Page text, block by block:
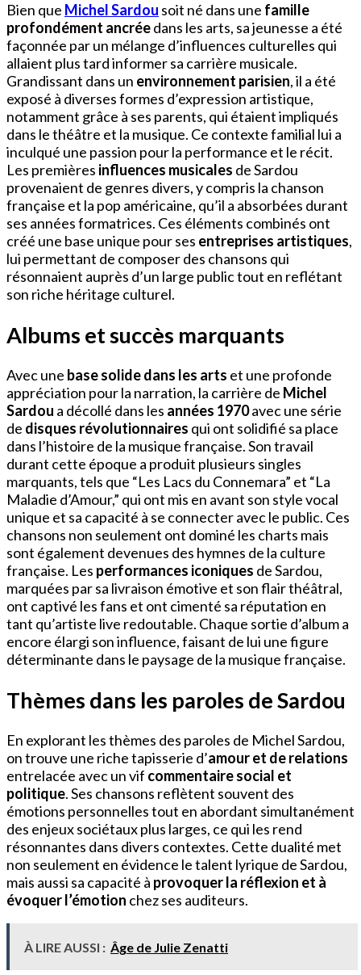
Bien que Michel Sardou soit né dans une famille
profondément ancréedans les arts, sa jeunesse a été
façonnée par un mélange d’influences culturelles qui
allaient plus tard informer sa carrière musicale.
Grandissant dans un environnement parisien, il a été
exposé à diverses formes d’expression artistique,
notamment grâce à ses parents, qui étaient impliqués
dans le théâtre et la musique. Ce contexte familial lui a
inculqué une passion pour la performance et le récit.
Les premières influences musicales de Sardou
provenaient de genres divers, y compris la chanson
française et la pop américaine, qu’il a absorbées durant
ses années formatrices. Ces éléments combinés ont
créé une base unique pour ses entreprises artistiques,
lui permettant de composer des chansons qui
résonnaient auprès d’un large public tout en reflétant
son riche héritage culturel.
Albums et succès marquants
Avec une base solide dans les arts et une profonde
appréciation pour la narration, la carrière de Michel
Sardou a décollé dans les années 1970avec une série
de disques révolutionnaires qui ont solidifié sa place
dans l’histoire de la musique française. Son travail
durant cette époque a produit plusieurs singles
marquants, tels que “Les Lacs du Connemara” et “La
Maladie d’Amour,” qui ont mis en avant son style vocal
unique et sa capacité à se connecter avec le public. Ces
chansons non seulement ont dominé les charts mais
sont également devenues des hymnes de la culture
française. Les performances iconiques de Sardou,
marquées par sa livraison émotive et son flair théâtral,
ont captivé les fans et ont cimenté sa réputation en
tant qu’artiste live redoutable. Chaque sortie d’album a
encore élargi son influence, faisant de lui une figure
déterminante dans le paysage de la musique française.
Thèmes dans les paroles de Sardou
En explorant les thèmes des paroles de Michel Sardou,
on trouve une riche tapisserie d’amour et de relations
entrelacée avec un vif commentaire social et
politique. Ses chansons reflètent souvent des
émotions personnelles tout en abordant simultanément
des enjeux sociétaux plus larges, ce qui les rend
résonnantes dans divers contextes. Cette dualité met
non seulement en évidence le talent lyrique de Sardou,
mais aussi sa capacité à provoquer la réflexion et à
évoquer l’émotion chez ses auditeurs.
À LIRE AUSSI : Âge de Julie Zenatti